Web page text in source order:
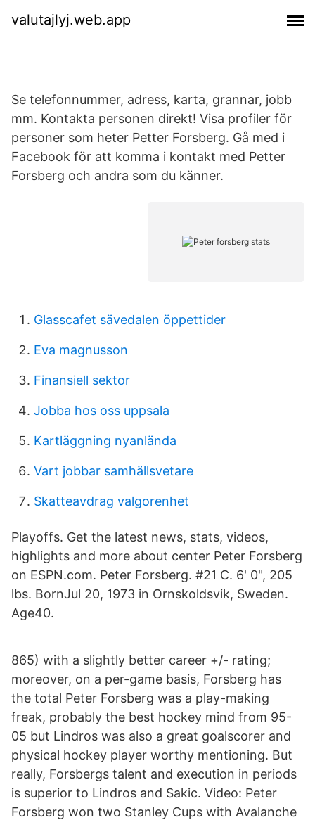
valutajlyj.web.app
Se telefonnummer, adress, karta, grannar, jobb
mm. Kontakta personen direkt! Visa profiler för
personer som heter Petter Forsberg. Gå med i
Facebook för att komma i kontakt med Petter
Forsberg och andra som du känner.
Glasscafet sävedalen öppettider
Eva magnusson
Finansiell sektor
Jobba hos oss uppsala
Kartläggning nyanlända
Vart jobbar samhällsvetare
Skatteavdrag valgorenhet
Playoffs. Get the latest news, stats, videos,
highlights and more about center Peter Forsberg
on ESPN.com. Peter Forsberg. #21 C. 6' 0", 205
lbs. BornJul 20, 1973 in Ornskoldsvik, Sweden.
Age40.
865) with a slightly better career +/- rating;
moreover, on a per-game basis, Forsberg has
the total Peter Forsberg was a play-making
freak, probably the best hockey mind from 95-
05 but Lindros was also a great goalscorer and
physical hockey player worthy mentioning. But
really, Forsbergs talent and execution in periods
is superior to Lindros and Sakic. Video: Peter
Forsberg won two Stanley Cups with Avalanche